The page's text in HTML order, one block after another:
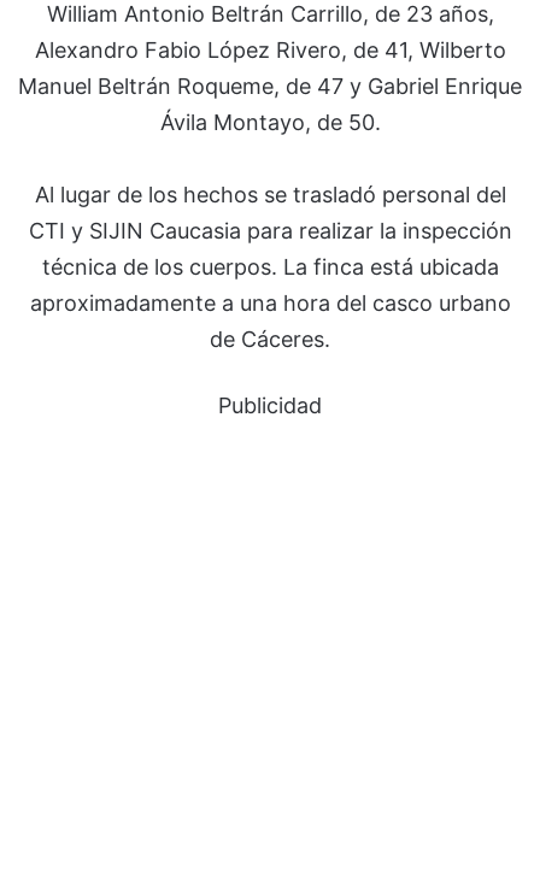
William Antonio Beltrán Carrillo, de 23 años,
Alexandro Fabio López Rivero, de 41, Wilberto
Manuel Beltrán Roqueme, de 47 y Gabriel Enrique
Ávila Montayo, de 50.
Al lugar de los hechos se trasladó personal del
CTI y SIJIN Caucasia para realizar la inspección
técnica de los cuerpos. La finca está ubicada
aproximadamente a una hora del casco urbano
de Cáceres.
Publicidad